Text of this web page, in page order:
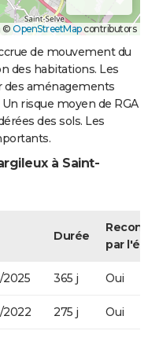
© OpenStreetMapcontributors
de mouvement du
des habitations. Les
des aménagements
risque moyen de RGA
des sols. Les
à Saint-
Durée
par
2025 365 j Oui
2022 275 j Oui